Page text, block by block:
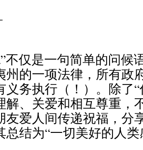
不仅是一句简单的问候
州的一项法律，所有政
义务执行（！）。除了“
解、关爱和相互尊重，
友爱人间传递祝福，
总结为“一切美好的人类